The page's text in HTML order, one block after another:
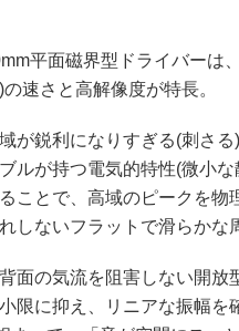
平面磁界型ドライバーは
速さと高解像度が特長。
が鋭利になりすぎる(刺さ
ルが持つ電気的特性(微小
ことで、高域のピークを
しないフラットで滑らかな
面の気流を阻害しない開
限に抑え、リニアな振幅